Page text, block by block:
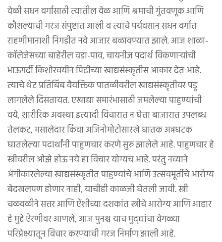
वेळी सधन वर्गासाठी त्यातील वेळ आणि श्रमाची गुंतवणूक आणि
कौशल्याची गरज संपुष्टात आली व त्याचे पर्यवसान सधन वर्गात
राहणीमानाशी निगडीत नवे आजार बळावण्यात झाले. आज शाळा-
कॉलेजेसच्या बाहेरील वडा-पाव, चायनीज पदार्थ विकणाऱ्यांची
भाऊगर्दी किशोरवयीन पिढीच्या खाद्यसंस्कृतीस आकार देत आहे.
त्याचे थेट प्रतिबिंब वैयक्तिक पातळीवरील खाद्यसंस्कृतीवर पडू
लागलेले दिसतायत. एखाद्या समारंभासाठी जमलेल्या पाहुण्यांची
वये, शारीरिक अवस्था इत्यादी विचारात न घेता बाजारात उपलब्ध
तेलकट, मसालेदार किंवा अजिनोमोटोसारखे घातक अन्नघटक
घातलेल्या पदार्थांनी पाहुणचार करणे सुरु झालेले आहे. पाहुणचार हे
स्त्रीवरील ओझे होऊ नये हा विचार योग्यच आहे. परंतु नव्याने
अंगीकारलेल्या खाद्यसंस्कृतीत पाहुण्यांचे आणि उत्सवमूर्तीचे आरोग्य
बेदखलपण होणार नाही, याचीही काळजी घेतली जावी. स्त्री
चळवळीने सत्तर आणि ऐंशीच्या दशकांत स्त्रीचे आरोग्य आणि आहार
हे मुद्दे ऐरणीवर आणले, आज पुनश्च याच मुद्द्यांचा वेगळ्या
परिप्रेक्ष्यातून विचार करण्याची गरज निर्माण झाली आहे.